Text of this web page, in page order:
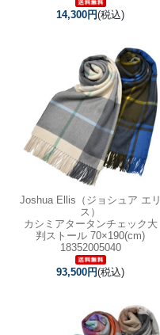
14,300円(税込)
Joshua Ellis（ジョシュア エリ
ス）
カシミアタータンチェック大
判ストール 70×190(cm)
18352005040
93,500円(税込)